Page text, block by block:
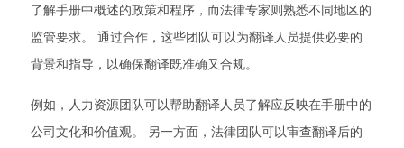
了解手册中概述的政策和程序，而法律专家则熟悉不同地区的
监管要求。 通过合作，这些团队可以为翻译人员提供必要的
背景和指导，以确保翻译既准确又合规。
例如，人力资源团队可以帮助翻译人员了解应反映在手册中的
公司文化和价值观。 另一方面，法律团队可以审查翻译后的